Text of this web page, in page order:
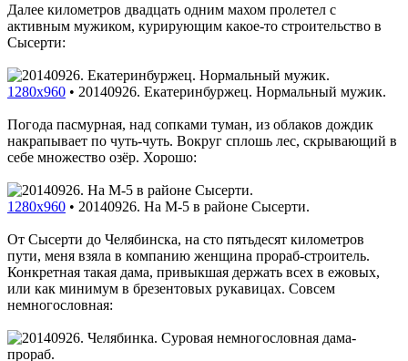
Далее километров двадцать одним махом пролетел с
активным мужиком, курирующим какое-то строительство в
Сысерти:
1280x960 • 20140926. Екатеринбуржец. Нормальный мужик.
Погода пасмурная, над сопками туман, из облаков дождик
накрапывает по чуть-чуть. Вокруг сплошь лес, скрывающий в
себе множество озёр. Хорошо:
1280x960 • 20140926. На M-5 в районе Сысерти.
От Сысерти до Челябинска, на сто пятьдесят километров
пути, меня взяла в компанию женщина прораб-строитель.
Конкретная такая дама, привыкшая держать всех в ежовых,
или как минимум в брезентовых рукавицах. Совсем
немногословная: